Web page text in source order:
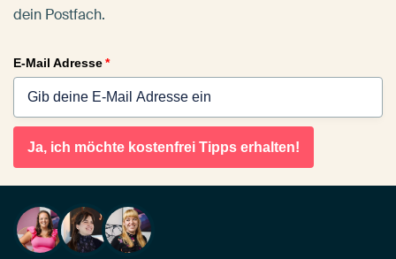
dein Postfach.
E-Mail Adresse*
Ja, ich möchte kostenfrei Tipps erhalten!